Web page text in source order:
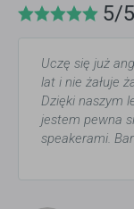
5/5
Uczę się już
lat i nie żałuje
Dzięki naszym
jestem pewna
speakerami.